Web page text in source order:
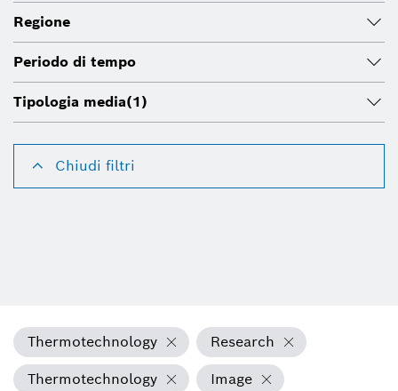
Regione
Periodo di tempo
Tipologia media(1)
Chiudi filtri
Thermotechnology
Research
Thermotechnology
Image